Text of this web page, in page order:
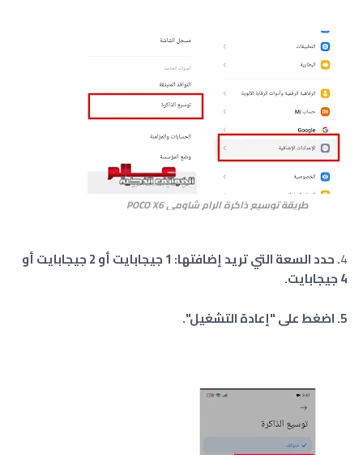
طريقة توسيع ذاكرة الرام شاومي POCO X6
4
. حدد السعة التي تريد إضافتها: 1 جيجابايت أو 2 جيجابايت أو
4 جيجابايت.
5. اضغط على "إعادة التشغيل".